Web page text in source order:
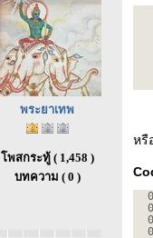
พระยาเทพ
โพสกระทู้ ( 1,458 )
บทความ ( 0 )
หรื